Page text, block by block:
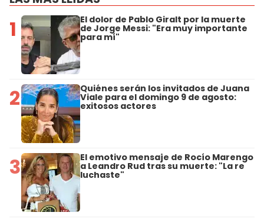
1 El dolor de Pablo Giralt por la muerte
de Jorge Messi: "Era muy importante
para mí"
2 Quiénes serán los invitados de Juana
Viale para el domingo 9 de agosto:
exitosos actores
3 El emotivo mensaje de Rocío Marengo
a Leandro Rud tras su muerte: "La re
luchaste"